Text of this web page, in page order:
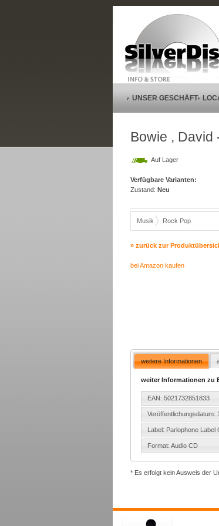
UNSER GESCHÄFT
Bowie , David
Auf Lager
Verfügbare Varianten:
Zustand: Neu
Musik Rock Pop
» zurück zur
bei Amazon kaufen
weitere Informationen
weiter Informationen zu
EAN: 5021732851833
Veröffentlichungsdatum:
Label: Parlophone
Format: Audio CD
* Es erfolgt kein Ausweis der